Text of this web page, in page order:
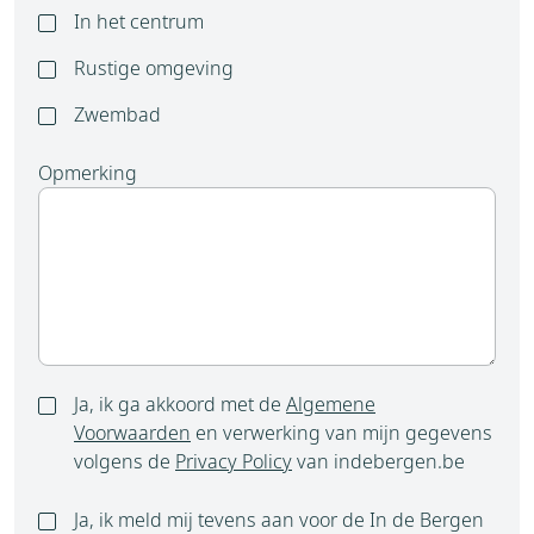
In het centrum
Rustige omgeving
Zwembad
Opmerking
Ja, ik ga akkoord met de Algemene
Voorwaarden en verwerking van mijn gegevens
volgens de Privacy Policyvan indebergen.be
Ja, ik meld mij tevens aan voor de In de Bergen